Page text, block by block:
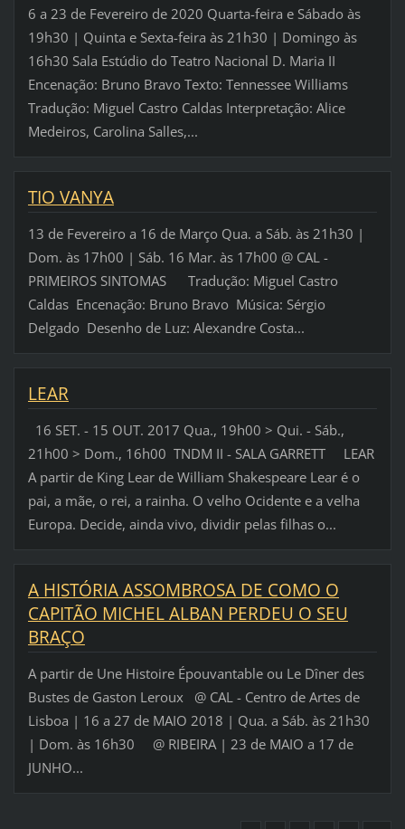
6 a 23 de Fevereiro de 2020 Quarta-feira e Sábado às
19h30 | Quinta e Sexta-feira às 21h30 | Domingo às
16h30 Sala Estúdio do Teatro Nacional D. Maria II
Encenação: Bruno Bravo Texto: Tennessee Williams
Tradução: Miguel Castro Caldas Interpretação: Alice
Medeiros, Carolina Salles,...
TIO VANYA
13 de Fevereiro a 16 de Março Qua. a Sáb. às 21h30 |
Dom. às 17h00 | Sáb. 16 Mar. às 17h00 @ CAL -
PRIMEIROS SINTOMAS Tradução: Miguel Castro
Caldas Encenação: Bruno Bravo Música: Sérgio
Delgado Desenho de Luz: Alexandre Costa...
LEAR
16 SET. - 15 OUT. 2017 Qua., 19h00 > Qui. - Sáb.,
21h00 > Dom., 16h00 TNDM II - SALA GARRETT LEAR
A partir de King Lear de William Shakespeare Lear é o
pai, a mãe, o rei, a rainha. O velho Ocidente e a velha
Europa. Decide, ainda vivo, dividir pelas filhas o...
A HISTÓRIA ASSOMBROSA DE COMO O
CAPITÃO MICHEL ALBAN PERDEU O SEU
BRAÇO
A partir de Une Histoire Épouvantable ou Le Dîner des
Bustes de Gaston Leroux @ CAL - Centro de Artes de
Lisboa | 16 a 27 de MAIO 2018 | Qua. a Sáb. às 21h30
| Dom. às 16h30 @ RIBEIRA | 23 de MAIO a 17 de
JUNHO...